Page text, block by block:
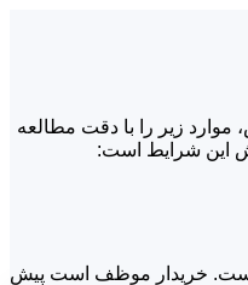
زیر را با دقت مطالعه
این شرایط است:
خریدار موظف است پیش